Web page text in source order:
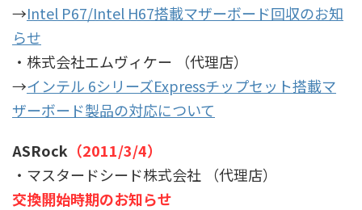
→Intel P67/Intel H67搭載マザーボード回収のお知
らせ
・株式会社エムヴィケー （代理店）
→インテル 6シリーズExpressチップセット搭載マ
ザーボード製品の対応について
ASRock （2011/3/4）
・マスタードシード株式会社 （代理店）
交換開始時期のお知らせ